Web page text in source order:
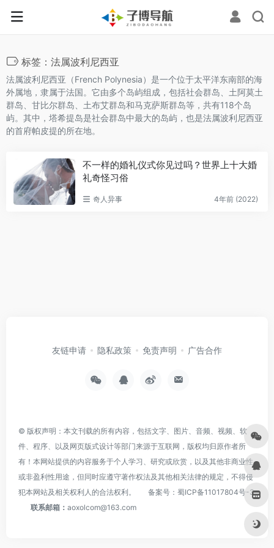
标签：法属波利尼西亚
法属波利尼西亚（French Polynesia）‌是一个位于太平洋东南部的海
外属地，隶属于法国。它由多个岛屿组成，包括社会群岛、土阿莫土
群岛、甘比尔群岛、土布艾群岛和马克萨斯群岛等，共有118个岛
屿。其中，塔希提岛是社会群岛中最大的岛屿，也是法属波利尼西亚
的首府帕皮提的所在地‌。
不一样的婚礼仪式你见过吗？世界上十大婚
礼奇怪习俗
奇人异事 4年前 (2022)
友链申请 隐私政策 免责声明 广告合作
© 版权声明：本文刊载的所有内容，包括文字、图片、音频、视频、软
件、程序、以及网页版式设计等部门来源于互联网，版权均归原作者所
有！本网站提供的内容服务于个人学习、研究或欣赏，以及其他非商业性
或非盈利性用途，但同时应遵守著作权法及其他相关法律的规定，不得侵
犯本网站及相关权利人的合法权利。
备案号： 蜀ICP备11017804号-3
联系邮箱： aoxolcom@163.com